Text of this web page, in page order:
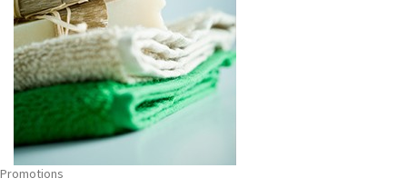
Promotions